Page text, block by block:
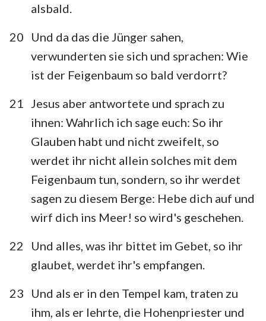
alsbald.
20
Und da das die Jünger sahen,
verwunderten sie sich und sprachen: Wie
ist der Feigenbaum so bald verdorrt?
21
Jesus aber antwortete und sprach zu
ihnen: Wahrlich ich sage euch: So ihr
Glauben habt und nicht zweifelt, so
werdet ihr nicht allein solches mit dem
Feigenbaum tun, sondern, so ihr werdet
sagen zu diesem Berge: Hebe dich auf und
wirf dich ins Meer! so wird's geschehen.
22
Und alles, was ihr bittet im Gebet, so ihr
glaubet, werdet ihr's empfangen.
23
Und als er in den Tempel kam, traten zu
ihm, als er lehrte, die Hohenpriester und